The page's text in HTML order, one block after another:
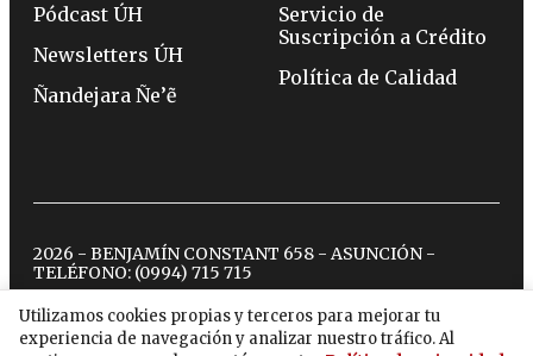
Utilizamos cookies propias y terceros para mejorar tu
experiencia de navegación y analizar nuestro tráfico. Al
Pódcast ÚH
Newsletters ÚH
Ñandejara Ñe’ẽ
Servicio de
Suscripción a Crédito
Política de Calidad
2026 - BENJAMÍN CONSTANT 658 - ASUNCIÓN -
TELÉFONO: (0994) 715 715